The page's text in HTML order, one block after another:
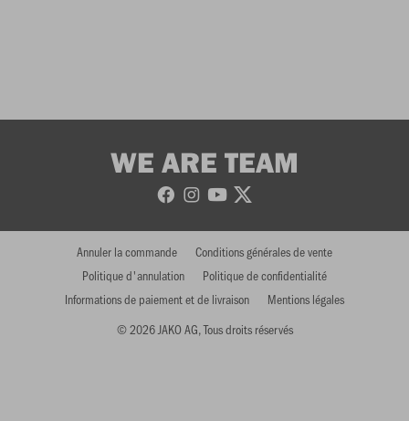
WE ARE TEAM
© 2026 JAKO AG, Tous droits réservés
Annuler la commande
Conditions générales de vente
Politique d'annulation
Politique de confidentialité
Informations de paiement et de livraison
Mentions légales